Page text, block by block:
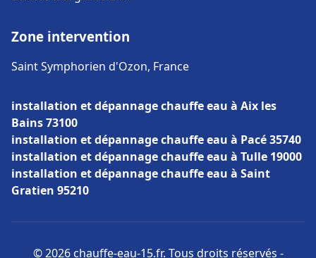
Zone intervention
Saint Symphorien d'Ozon, France
installation et dépannage chauffe eau à Aix les
Bains 73100
installation et dépannage chauffe eau à Pacé 35740
installation et dépannage chauffe eau à Tulle 19000
installation et dépannage chauffe eau à Saint
Gratien 95210
© 2026 chauffe-eau-15.fr. Tous droits réservés -